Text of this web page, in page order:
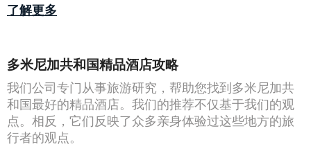
了解更多
多米尼加共和国精品酒店攻略
我们公司专门从事旅游研究，帮助您找到多米尼加共
和国最好的精品酒店。我们的推荐不仅基于我们的观
点。相反，它们反映了众多亲身体验过这些地方的旅
行者的观点。